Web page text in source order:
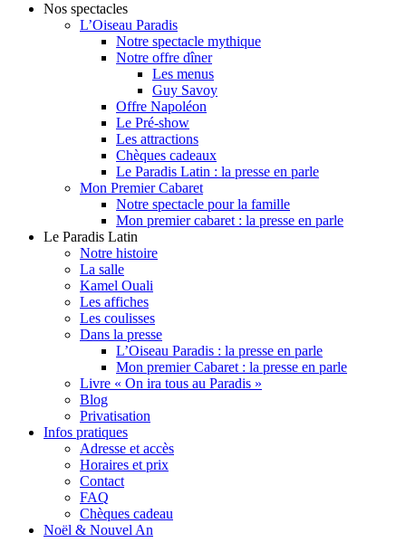
Nos spectacles
L’Oiseau Paradis
Notre spectacle mythique
Notre offre dîner
Les menus
Guy Savoy
Offre Napoléon
Le Pré-show
Les attractions
Chèques cadeaux
Le Paradis Latin : la presse en parle
Mon Premier Cabaret
Notre spectacle pour la famille
Mon premier cabaret : la presse en parle
Le Paradis Latin
Notre histoire
La salle
Kamel Ouali
Les affiches
Les coulisses
Dans la presse
L’Oiseau Paradis : la presse en parle
Mon premier Cabaret : la presse en parle
Livre « On ira tous au Paradis »
Blog
Privatisation
Infos pratiques
Adresse et accès
Horaires et prix
Contact
FAQ
Chèques cadeau
Noël & Nouvel An